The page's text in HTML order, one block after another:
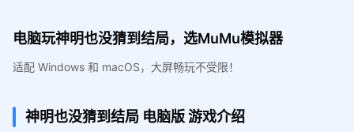
电脑玩神明也没猜到结局，选MuMu模拟器
适配 Windows 和 macOS，大屏畅玩不受限！
神明也没猜到结局 电脑版游戏介绍